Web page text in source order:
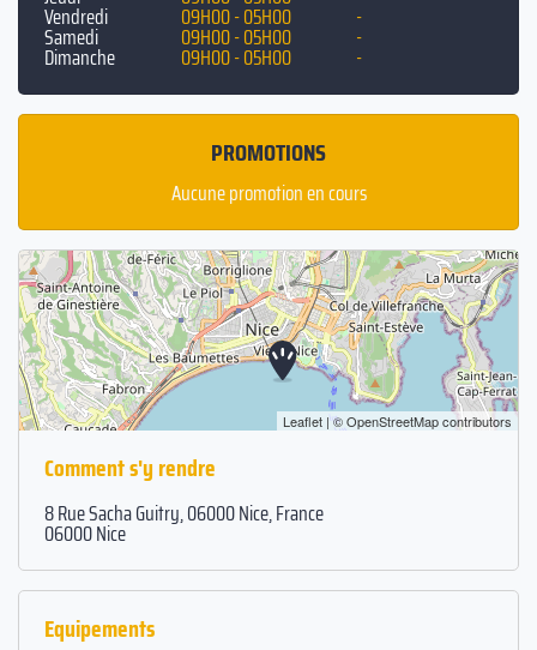
hôtels variés.
Vendredi 09H00 - 05H00 -
Samedi 09H00 - 05H00 -
Dimanche 09H00 - 05H00 -
PROMOTIONS
Aucune promotion en cours
Leaflet | ©OpenStreetMapcontributors
Comment s'y rendre
8 Rue Sacha Guitry, 06000 Nice, France
06000 Nice
Equipements